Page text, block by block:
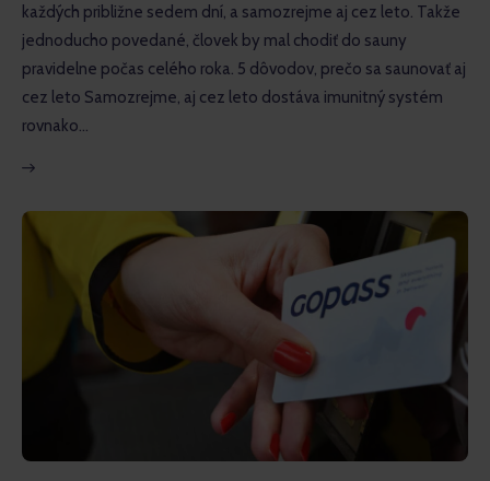
každých približne sedem dní, a samozrejme aj cez leto. Takže
jednoducho povedané, človek by mal chodiť do sauny
pravidelne počas celého roka. 5 dôvodov, prečo sa saunovať aj
cez leto Samozrejme, aj cez leto dostáva imunitný systém
rovnako…